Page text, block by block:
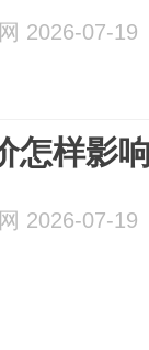
2026-07-19
怎样影
2026-07-19